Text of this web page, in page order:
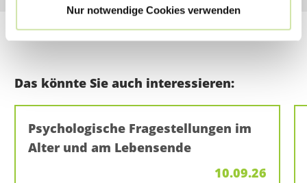
Nur notwendige Cookies verwenden
Das könnte Sie auch interessieren:
Psychologische Fragestellungen im
Alter und am Lebensende
10.09.26